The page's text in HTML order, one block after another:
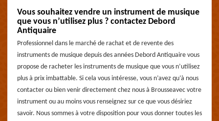
Vous souhaitez vendre un instrument de musique
que vous n’utilisez plus ? contactez Debord
Antiquaire
Professionnel dans le marché de rachat et de revente des
instruments de musique depuis des années Debord Antiquaire vous
propose de racheter les instruments de musique que vous n’utilisez
plus à prix imbattable. Si cela vous intéresse, vous n’avez qu’à nous
contacter ou bien venir directement chez nous à Brousseavec votre
instrument ou au moins vous renseignez sur ce que vous désiriez
savoir. Nous sommes à votre disposition pour vous donner toutes les